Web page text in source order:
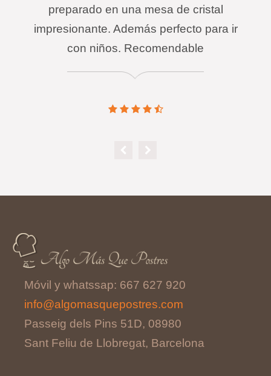
preparado en una mesa de cristal
impresionante. Además perfecto para ir
con niños. Recomendable
Móvil y whatssap: 667 627 920
info@algomasquepostres.com
Passeig dels Pins 51D, 08980
Sant Feliu de Llobregat, Barcelona